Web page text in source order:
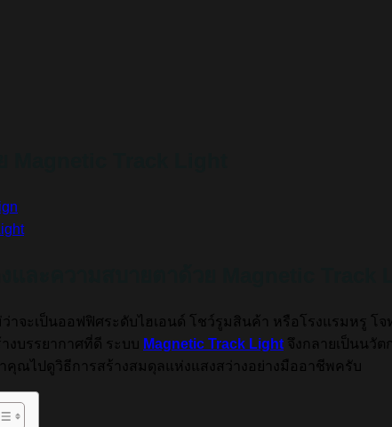
Magnetic Track Light
าจะเป็นออฟฟิศระดับไฮเอนด์ โชว์รูมสินค้า หรือโรงแรมหรู
งบรรยากาศที่ดี ระบบ Magnetic Track Light จึงกลายเป็นนวั
ณไปดูวิธีการสร้างสมดุลแห่งแสงสว่างอย่างมืออาชีพครับ